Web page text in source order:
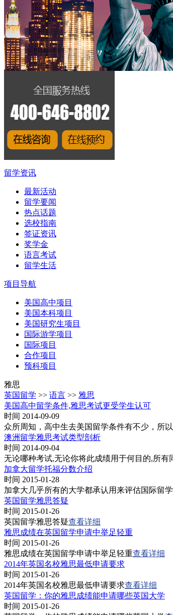
留学资讯
最新活动
留学要闻
热点话题
选校指南
签证资讯
奖学金
语言考试
留学生活
项目导航
美国高中项目
美国本科项目
美国研究生项目
国际游学项目
国际项目
合作项目
预科项目
雅思
英国留学 >> 语言 >> 雅思
美国高中留学条件,雅思考试更受学生认可
时间 2014-09-09
众所周知，高中生去美国留学条件有不少，所
澳洲留学雅思考试类型剖析
时间 2014-09-04
无论哪种考试,无论你将此成绩用于何目的,所
加拿大留学托福分数介绍
时间 2015-01-28
加拿大几乎所有的大学都承认用来评估国际留
英国留学雅思答疑
时间 2015-01-26
英国留学雅思答疑查看详细
雅思成绩在英国留学申请中举足轻重
时间 2015-01-26
雅思成绩在英国留学申请中举足轻重查看详细
2014年英国名校雅思最低申请要求
时间 2015-01-26
2014年英国名校雅思最低申请要求查看详细
英国留学：你的雅思成绩能申请哪些英国大学
时间 2015-01-26